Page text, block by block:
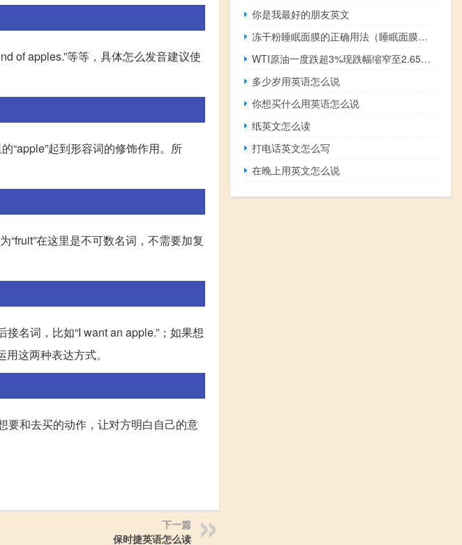
of apples.”等等，具体怎么发音建议使
“apple”起到形容词的修饰作用。所
“fruit”在这里是不可数名词，不需要加复
名词，比如“I want an apple.”；如果想
这两种表达方式。
要和去买的动作，让对方明白自己的意
下一篇
保时捷英语怎么读
你是我最好的朋友英文
冻干粉睡眠面膜的正确用法（睡眠面膜的正确用法）
WTI原油一度跌超3%现跌幅缩窄至2.65%报82.79美元/桶；布伦特原油现跌2.33%报86.89美元/桶
多少岁用英语怎么说
你想买什么用英语怎么说
纸英文怎么读
打电话英文怎么写
在晚上用英文怎么说